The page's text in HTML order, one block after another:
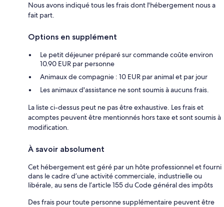
Nous avons indiqué tous les frais dont l'hébergement nous a
fait part.
Options en supplément
Le petit déjeuner préparé sur commande coûte environ
10.90 EUR par personne
Animaux de compagnie : 10 EUR par animal et par jour
Les animaux d'assistance ne sont soumis à aucuns frais.
La liste ci-dessus peut ne pas être exhaustive. Les frais et
acomptes peuvent être mentionnés hors taxe et sont soumis à
modification.
À savoir absolument
Cet hébergement est géré par un hôte professionnel et fourni
dans le cadre d’une activité commerciale, industrielle ou
libérale, au sens de l’article 155 du Code général des impôts
Des frais pour toute personne supplémentaire peuvent être